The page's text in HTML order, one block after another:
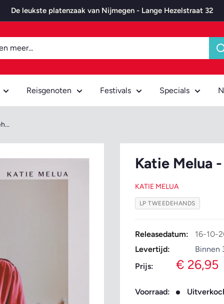
De leukste platenzaak van Nijmegen - Lange Hezelstraat 32
Reisgenoten Festivals Specials
Katie Melua
KATIE MELUA
LP TWEEDEHANDS
Releasedatum:
16-10-
Levertijd:
Binnen
Prijs:
€ 26,95
Voorraad: